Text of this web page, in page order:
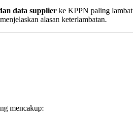
data supplier ke KPPN paling lambat
alasan keterlambatan.
mencakup: